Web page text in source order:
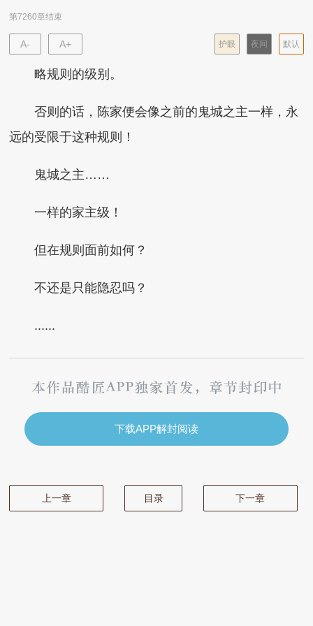
第7260章结束
A- A+ 默认
夜间
护眼
略规则的级别。
否则的话，陈家便会像之前的鬼城之主一样，永
远的受限于这种规则！
鬼城之主……
一样的家主级！
但在规则面前如何？
不还是只能隐忍吗？
......
下载APP解封阅读
上一章 目录 下一章